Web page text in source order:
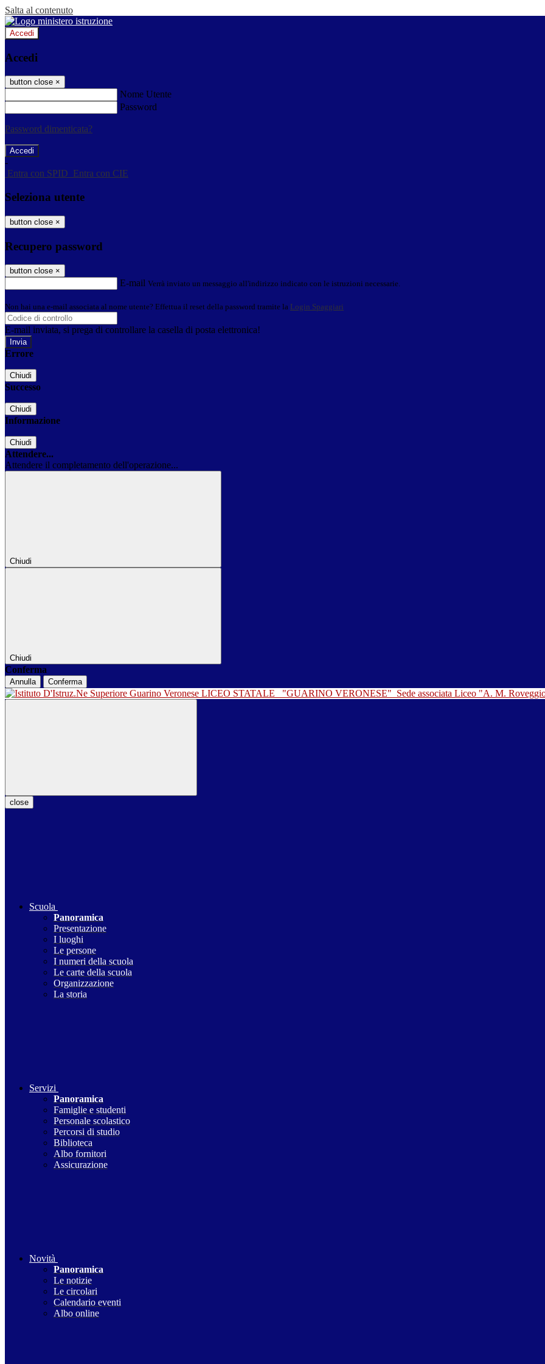
Salta al contenuto
Accedi
Accedi
button close ×
Nome Utente
Password
Password dimenticata?
-
Entra con SPID Entra con CIE
Seleziona utente
button close ×
Recupero password
button close ×
E-mail Verrà inviato un messaggio all'indirizzo indicato con le istruzioni necessarie.
Non hai una e-mail associata al nome utente? Effettua il reset della password tramite la Login Spaggiari
E-mail inviata, si prega di controllare la casella di posta elettronica!
Errore
Chiudi
Successo
Chiudi
Informazione
Chiudi
Attendere...
Attendere il completamento dell'operazione...
Chiudi
Chiudi
Conferma
Annulla Conferma
LICEO STATALE "GUARINO VERONESE" Sede associata Liceo "A. M.
close
Scuola
Panoramica
Presentazione
I luoghi
Le persone
I numeri della scuola
Le carte della scuola
Organizzazione
La storia
Servizi
Panoramica
Famiglie e studenti
Personale scolastico
Percorsi di studio
Biblioteca
Albo fornitori
Assicurazione
Novità
Panoramica
Le notizie
Le circolari
Calendario eventi
Albo online